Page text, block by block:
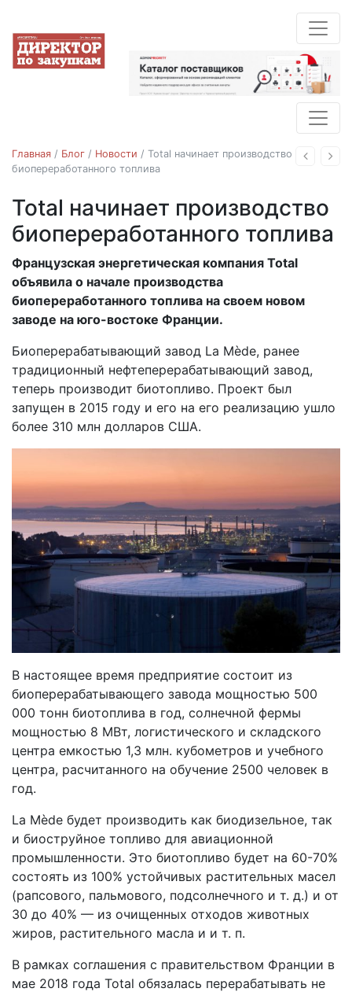
Назад
Главная / Блог / Новости / Total начинает производство
биопереработанного топлива
Новости
Total начинает производство
биопереработанного топлива
05.07.2019
Французская энергетическая компания Total
объявила о начале производства
биопереработанного топлива на своем новом
заводе на юго-востоке Франции.
Биоперерабатывающий завод La Mède, ранее
традиционный нефтеперерабатывающий завод,
теперь производит биотопливо. Проект был
запущен в 2015 году и его на его реализацию ушло
более 310 млн долларов США.
В настоящее время предприятие состоит из
биоперерабатывающего завода мощностью 500
000 тонн биотоплива в год, солнечной фермы
мощностью 8 МВт, логистического и складского
центра емкостью 1,3 млн. кубометров и учебного
центра, расчитанного на обучение 2500 человек в
год.
La Mède будет производить как биодизельное, так
и биоструйное топливо для авиационной
промышленности. Это биотопливо будет на 60-70%
состоять из 100% устойчивых растительных масел
(рапсового, пальмового, подсолнечного и т. д.) и от
30 до 40% — из очищенных отходов животных
жиров, растительного масла и и т. п.
В рамках соглашения с правительством Франции в
мае 2018 года Total обязалась перерабатывать не